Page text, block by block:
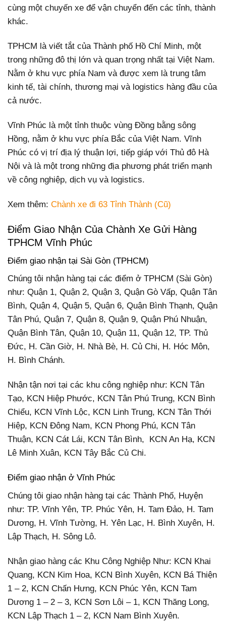
cùng một chuyến xe để vận chuyển đến các tỉnh, thành
khác.
TPHCM là viết tắt của Thành phố Hồ Chí Minh, một
trong những đô thị lớn và quan trọng nhất tại Việt Nam.
Nằm ở khu vực phía Nam và được xem là trung tâm
kinh tế, tài chính, thương mại và logistics hàng đầu của
cả nước.
Vĩnh Phúc là một tỉnh thuộc vùng Đồng bằng sông
Hồng, nằm ở khu vực phía Bắc của Việt Nam. Vĩnh
Phúc có vị trí địa lý thuận lợi, tiếp giáp với Thủ đô Hà
Nội và là một trong những địa phương phát triển mạnh
về công nghiệp, dịch vụ và logistics.
Xem thêm: Chành xe đi 63 Tỉnh Thành (Cũ)
Điểm Giao Nhận Của Chành Xe Gửi Hàng
TPHCM Vĩnh Phúc
Điểm giao nhận tại Sài Gòn (TPHCM)
Chúng tôi nhận hàng tại các điểm ở TPHCM (Sài Gòn)
như: Quận 1, Quận 2, Quận 3, Quận Gò Vấp, Quận Tân
Bình, Quận 4, Quận 5, Quận 6, Quận Bình Thạnh, Quận
Tân Phú, Quận 7, Quận 8, Quận 9, Quận Phú Nhuận,
Quận Bình Tân, Quận 10, Quận 11, Quận 12, TP. Thủ
Đức, H. Cần Giờ, H. Nhà Bè, H. Củ Chi, H. Hóc Môn,
H. Bình Chánh.
Nhận tận nơi tại các khu công nghiệp như: KCN Tân
Tạo, KCN Hiệp Phước, KCN Tân Phú Trung, KCN Bình
Chiểu, KCN Vĩnh Lộc, KCN Linh Trung, KCN Tân Thới
Hiệp, KCN Đông Nam, KCN Phong Phú, KCN Tân
Thuận, KCN Cát Lái, KCN Tân Bình, KCN An Hạ, KCN
Lê Minh Xuân, KCN Tây Bắc Củ Chi.
Điểm giao nhận ở Vĩnh Phúc
Chúng tôi giao nhận hàng tại các Thành Phố, Huyện
như: TP. Vĩnh Yên, TP. Phúc Yên, H. Tam Đảo, H. Tam
Dương, H. Vĩnh Tường, H. Yên Lạc, H. Bình Xuyên, H.
Lập Thạch, H. Sông Lô.
Nhận giao hàng các Khu Công Nghiệp Như: KCN Khai
Quang, KCN Kim Hoa, KCN Bình Xuyên, KCN Bá Thiện
1 – 2, KCN Chấn Hưng, KCN Phúc Yên, KCN Tam
Dương 1 – 2 – 3, KCN Sơn Lôi – 1, KCN Thăng Long,
KCN Lập Thạch 1 – 2, KCN Nam Bình Xuyên.